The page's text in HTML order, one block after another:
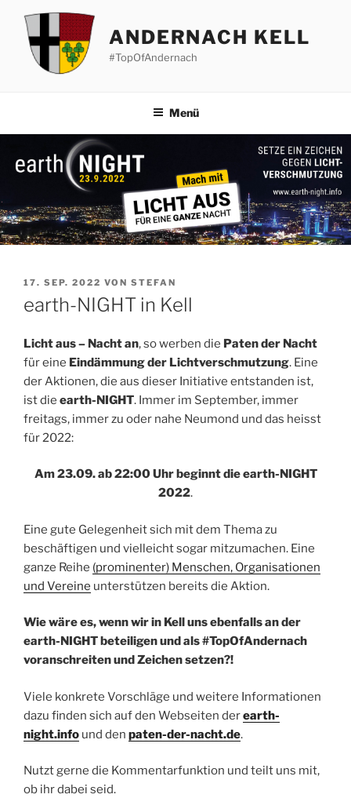
Inhalt
springen
ANDERNACH KELL
#TopOfAndernach
Menü
VERÖFFENTLICHT
17. SEP. 2022 VON STEFAN
earth-NIGHT in Kell
Licht aus – Nacht an, so werben die Paten der Nacht
für eine Eindämmung der Lichtverschmutzung. Eine
der Aktionen, die aus dieser Initiative entstanden ist,
ist die earth-NIGHT. Immer im September, immer
freitags, immer zu oder nahe Neumond und das heisst
für 2022:
Am 23.09. ab 22:00 Uhr beginnt die earth-NIGHT
2022.
Eine gute Gelegenheit sich mit dem Thema zu
beschäftigen und vielleicht sogar mitzumachen. Eine
ganze Reihe (prominenter) Menschen, Organisationen
und Vereine unterstützen bereits die Aktion.
Wie wäre es, wenn wir in Kell uns ebenfalls an der
earth-NIGHT beteiligen und als #TopOfAndernach
voranschreiten und Zeichen setzen?!
Viele konkrete Vorschläge und weitere Informationen
dazu finden sich auf den Webseiten derearth-
night.info und den paten-der-nacht.de.
Nutzt gerne die Kommentarfunktion und teilt uns mit,
ob ihr dabei seid.